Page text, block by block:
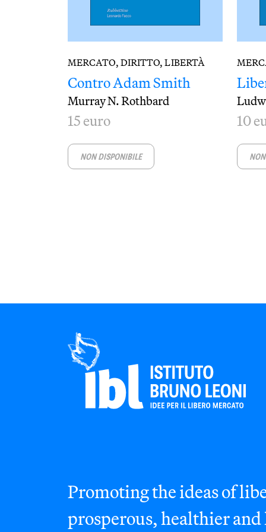
MERCATO, DIRITTO, LIBERTÀ
Contro Adam Smith
Murray N. Rothbard
15 euro
NON DISPONIBILE
10
Promoting the ideas of
prosperous, healthier